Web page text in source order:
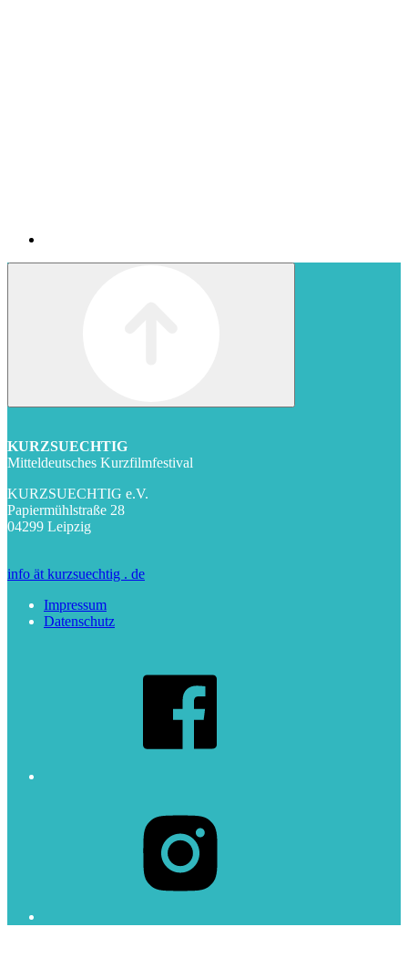
KURZSUECHTIG
Mitteldeutsches Kurzfilmfestival
KURZSUECHTIG e.V.
Papiermühlstraße 28
04299 Leipzig
info ät kurzsuechtig . de
Impressum
Datenschutz